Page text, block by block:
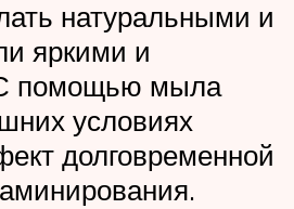
натуральными и
яркими и
помощью мыла
условиях
долговременной